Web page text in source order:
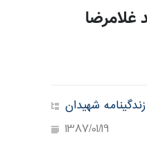
غلامرضا
زندگینامه شهیدان
1387/01/19